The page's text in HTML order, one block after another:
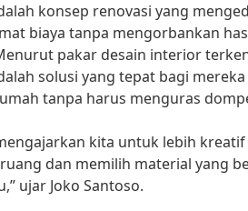
konsep renovasi yang
biaya tanpa mengorbankan
pakar desain interior
solusi yang tepat bagi
tanpa harus menguras
kita untuk lebih
dan memilih material yang
ujar Joko Santoso.